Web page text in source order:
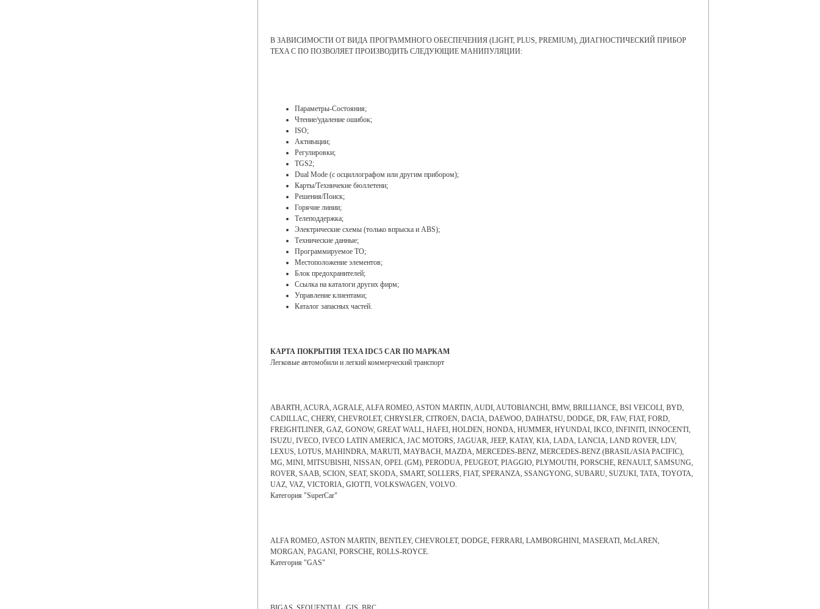
В ЗАВИСИМОСТИ ОТ ВИДА ПРОГРАММНОГО ОБЕСПЕЧЕНИЯ (LIGHT, PLUS, PREMIUM), ДИАГНОСТИЧЕСКИЙ ПРИБОР
TEXA С ПО ПОЗВОЛЯЕТ ПРОИЗВОДИТЬ СЛЕДУЮЩИЕ МАНИПУЛЯЦИИ:
Параметры-Состояния;
Чтение/удаление ошибок;
ISO;
Активации;
Регулировки;
TGS2;
Dual Mode (c осциллографом или другим прибором);
Карты/Техничекие бюллетени;
Решения/Поиск;
Горячие линии;
Телеподдержка;
Электрические схемы (только впрыска и ABS);
Технические данные;
Программируемое ТО;
Местоположение элементов;
Блок предохранителей;
Ссылка на каталоги других фирм;
Управление клиентами;
Каталог запасных частей.
КАРТА ПОКРЫТИЯ TEXA IDC5 CAR ПО МАРКАМ
Легковые автомобили и легкий коммерческий транспорт
ABARTH, ACURA, AGRALE, ALFA ROMEO, ASTON MARTIN, AUDI, AUTOBIANCHI, BMW, BRILLIANCE, BSI VEICOLI, BYD,
CADILLAC, CHERY, CHEVROLET, CHRYSLER, CITROEN, DACIA, DAEWOO, DAIHATSU, DODGE, DR, FAW, FIAT, FORD,
FREIGHTLINER, GAZ, GONOW, GREAT WALL, HAFEI, HOLDEN, HONDA, HUMMER, HYUNDAI, IKCO, INFINITI, INNOCENTI,
ISUZU, IVECO, IVECO LATIN AMERICA, JAC MOTORS, JAGUAR, JEEP, KATAY, KIA, LADA, LANCIA, LAND ROVER, LDV,
LEXUS, LOTUS, MAHINDRA, MARUTI, MAYBACH, MAZDA, MERCEDES-BENZ, MERCEDES-BENZ (BRASIL/ASIA PACIFIC),
MG, MINI, MITSUBISHI, NISSAN, OPEL (GM), PERODUA, PEUGEOT, PIAGGIO, PLYMOUTH, PORSCHE, RENAULT, SAMSUNG,
ROVER, SAAB, SCION, SEAT, SKODA, SMART, SOLLERS, FIAT, SPERANZA, SSANGYONG, SUBARU, SUZUKI, TATA, TOYOTA,
UAZ, VAZ, VICTORIA, GIOTTI, VOLKSWAGEN, VOLVO.
Категория "SuperCar"
ALFA ROMEO, ASTON MARTIN, BENTLEY, CHEVROLET, DODGE, FERRARI, LAMBORGHINI, MASERATI, McLAREN,
MORGAN, PAGANI, PORSCHE, ROLLS-ROYCE.
Категория "GAS"